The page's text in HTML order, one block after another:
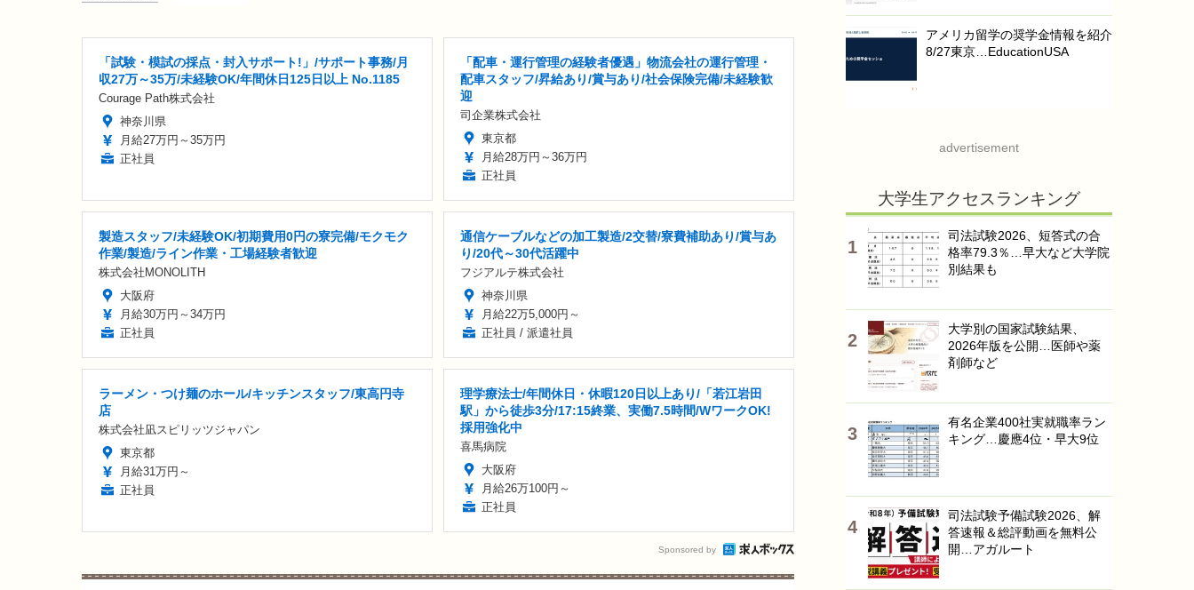
「試験・模試の採点・封入サポート!」/サポート事務/月
収27万～35万/未経験OK/年間休日125日以上 No.1185
Courage Path株式会社
神奈川県
月給27万円～35万円
正社員
「配車・運行管理の経験者優遇」物流会社の運行管理・
配車スタッフ/昇給あり/賞与あり/社会保険完備/未経験歓
迎
司企業株式会社
東京都
月給28万円～36万円
正社員
製造スタッフ/未経験OK/初期費用0円の寮完備/モクモク
作業/製造/ライン作業・工場経験者歓迎
株式会社MONOLITH
大阪府
月給30万円～34万円
正社員
通信ケーブルなどの加工製造/2交替/寮費補助あり/賞与あ
り/20代～30代活躍中
フジアルテ株式会社
神奈川県
月給22万5,000円～
正社員 / 派遣社員
ラーメン・つけ麺のホール/キッチンスタッフ/東高円寺
店
株式会社凪スピリッツジャパン
東京都
月給31万円～
正社員
理学療法士/年間休日・休暇120日以上あり/「若江岩田
駅」から徒歩3分/17:15終業、実働7.5時間/WワークOK!
採用強化中
喜馬病院
大阪府
月給26万100円～
正社員
Sponsored by
アメリカ留学の奨学金情報を紹介
8/27東京…EducationUSA
advertisement
大学生アクセスランキング
司法試験2026、短答式の合
格率79.3％…早大など大学院
別結果も
大学別の国家試験結果、
2026年版を公開…医師や薬
剤師など
有名企業400社実就職率ラン
キング…慶應4位・早大9位
司法試験予備試験2026、解
答速報＆総評動画を無料公
開…アガルート